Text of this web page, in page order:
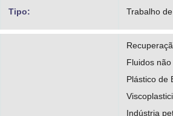
Tipo: Trabalho
Fluidos
Plástico de
Indústria